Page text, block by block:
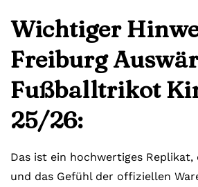
Wichtiger
Freiburg
Fußballtrikot
25/26:
Das ist ein hochwertiges Replikat,
und das Gefühl der offiziellen